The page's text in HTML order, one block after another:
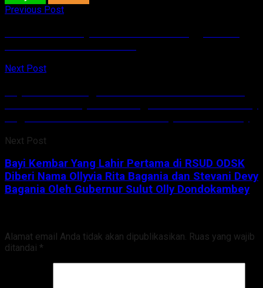
Previous Post
Next Post
Next Post
Bayi Kembar Yang Lahir Pertama di RSUD ODSK
Diberi Nama Ollyvia Rita Bagania dan Stevani Devy
Bagania Oleh Gubernur Sulut Olly Dondokambey
Alamat email Anda tidak akan dipublikasikan. Ruas yang wajib
ditandai *